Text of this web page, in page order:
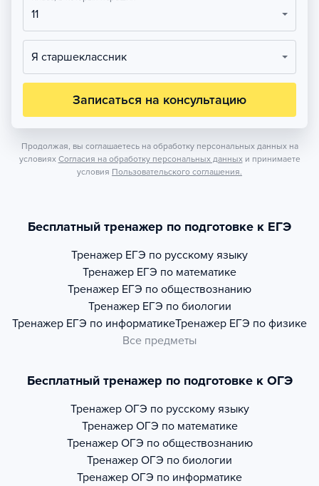
11
Я старшеклассник
Записаться на консультацию
Продолжая, вы соглашаетесь на обработку персональных данных на
условиях Согласия на обработку персональных данных и принимаете
условия Пользовательского соглашения.
Бесплатный тренажер по подготовке к ЕГЭ
Тренажер ЕГЭ по русскому языку
Тренажер ЕГЭ по математике
Тренажер ЕГЭ по обществознанию
Тренажер ЕГЭ по биологии
Тренажер ЕГЭ по информатикеТренажер ЕГЭ по физике
Все предметы
Бесплатный тренажер по подготовке к ОГЭ
Тренажер ОГЭ по русскому языку
Тренажер ОГЭ по математике
Тренажер ОГЭ по обществознанию
Тренажер ОГЭ по биологии
Тренажер ОГЭ по информатике